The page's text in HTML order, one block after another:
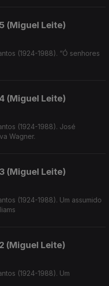
(Miguel Leite)
(1924-1988). “Ó senhores
(Miguel Leite)
(1924-1988). José
Wagner.
(Miguel Leite)
(1924-1988). Um assumido
(Miguel Leite)
(1924-1988). Um